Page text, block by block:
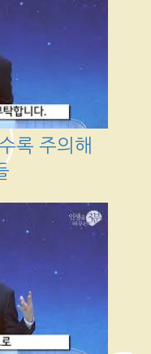
록 주의해